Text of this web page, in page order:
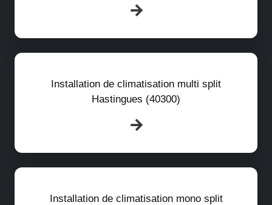
Installation de climatisation multi split
Hastingues (40300)
Installation de climatisation mono split